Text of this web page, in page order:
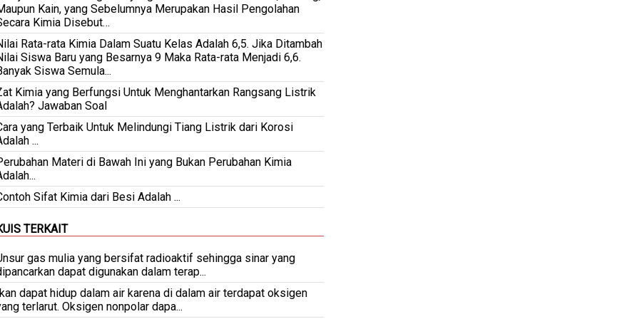
Kain, yang Sebelumnya Merupakan Hasil Pengolahan
Kimia Disebut…
Rata-rata Kimia Dalam Suatu Kelas Adalah 6,5. Jika Ditambah
Siswa Baru yang Besarnya 9 Maka Rata-rata Menjadi 6,6.
Siswa Semula...
Kimia yang Berfungsi Untuk Menghantarkan Rangsang Listrik
Jawaban Soal
yang Terbaik Untuk Melindungi Tiang Listrik dari Korosi
...
Materi di Bawah Ini yang Bukan Perubahan Kimia
Sifat Kimia dari Besi Adalah ...
TERKAIT
gas mulia yang bersifat radioaktif sehingga sinar yang
dapat digunakan dalam terap...
dapat hidup dalam air karena di dalam air terdapat oksigen
terlarut. Oksigen nonpolar dapa...